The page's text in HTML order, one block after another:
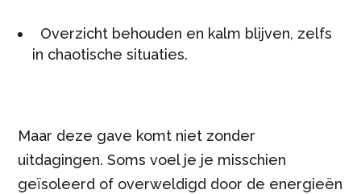
Overzicht behouden en kalm blijven, zelfs
in chaotische situaties.
Maar deze gave komt niet zonder
uitdagingen. Soms voel je je misschien
geïsoleerd of overweldigd door de energieën